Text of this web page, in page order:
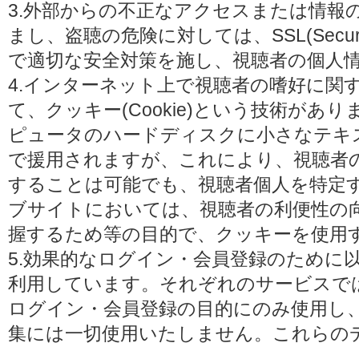
3.外部からの不正なアクセスまたは情報
まし、盗聴の危険に対しては、
で適切な安全対策を施し、視聴者の個人
4.インターネット上で視聴者の嗜好に関
て、クッキー(Cookie)という技術があり
ピュータのハードディスクに小さなテ
で援用されますが、これにより、視聴
することは可能でも、視聴者個人を特定
ブサイトにおいては、視聴者の利便性の
握するため等の目的で、クッキーを使用
5.効果的なログイン・会員登録のために
利用しています。それぞれのサービス
ログイン・会員登録の目的にのみ使用し
集には一切使用いたしません。これらの